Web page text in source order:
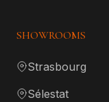
SHOWROOMS
Strasbourg
Sélestat